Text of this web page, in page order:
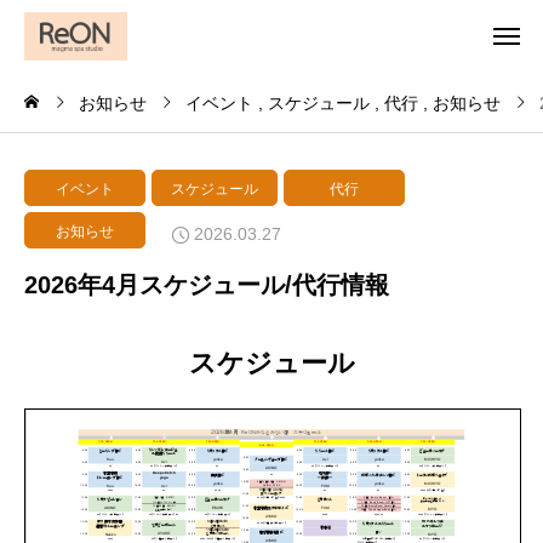
お知らせ イベント スケジュール 代行 お知らせ
イベント スケジュール 代行
お知らせ 2026.03.27
2026年4月スケジュール/代行情報
スケジュール